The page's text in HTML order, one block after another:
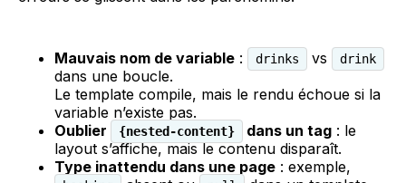
Mauvais nom de variable : drinks vs drink
dans une boucle.
Le template compile, mais le rendu échoue si la
variable n’existe pas.
Oublier
{nested-content} dans un tag : le
layout s’affiche, mais le contenu disparaît.
Type inattendu dans une page : exemple,